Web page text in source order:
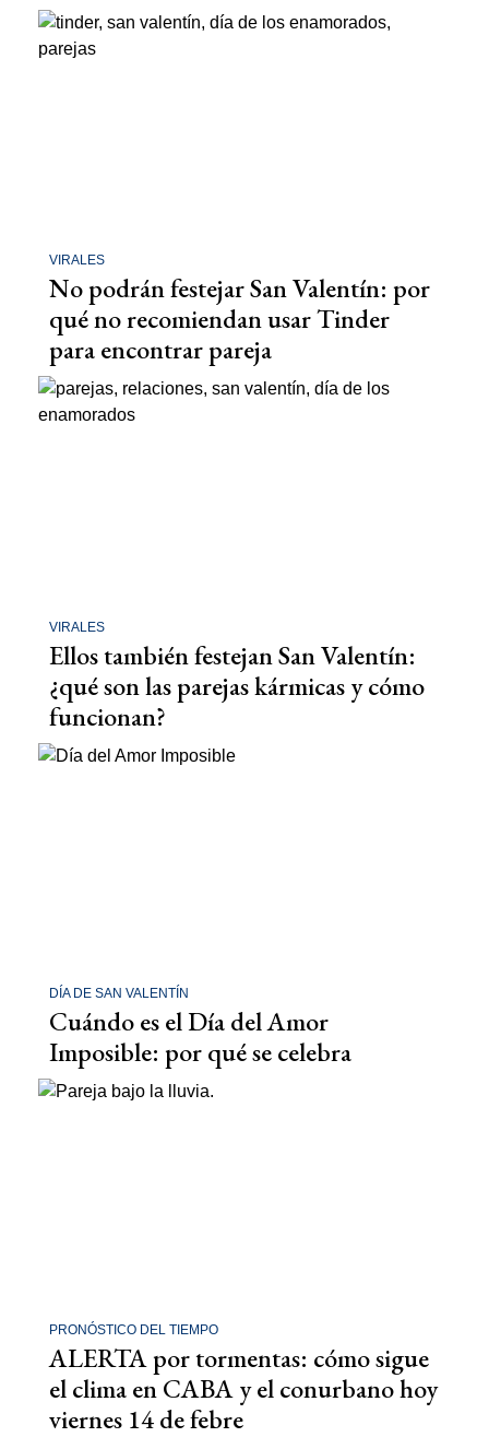
VIRALES
No podrán festejar San Valentín: por
qué no recomiendan usar Tinder
para encontrar pareja
VIRALES
Ellos también festejan San Valentín:
¿qué son las parejas kármicas y cómo
funcionan?
DÍA DE SAN VALENTÍN
Cuándo es el Día del Amor
Imposible: por qué se celebra
PRONÓSTICO DEL TIEMPO
ALERTA por tormentas: cómo sigue
el clima en CABA y el conurbano hoy
viernes 14 de febre